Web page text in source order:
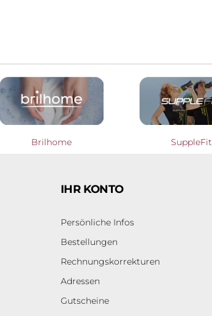
Brilhome SuppleFit
IHR KONTO
Persönliche Infos
Bestellungen
Rechnungskorrekturen
Adressen
Gutscheine